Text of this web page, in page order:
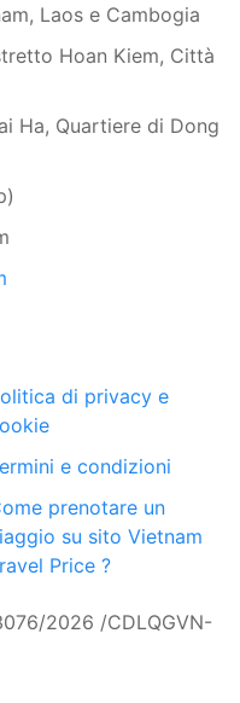
Laos e Cambogia
Hoan Kiem, Città
Ha, Quartiere di Dong
di privacy e
e condizioni
prenotare un
su sito Vietnam
Price ?
2026 /CDLQGVN-